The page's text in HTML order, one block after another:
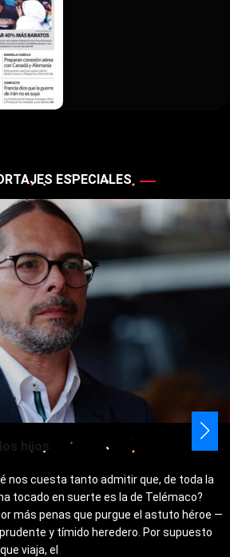
ESPECIALES
hijos
nos cuesta tanto admitir que, de toda la
tocado en suerte es la de Telémaco?
más penas que purgue el astuto héroe —
y tímido heredero. Por supuesto
viaja, el